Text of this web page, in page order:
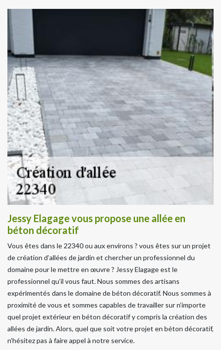
Jessy Elagage vous propose une allée en
béton décoratif
Vous êtes dans le 22340 ou aux environs ? vous êtes sur un projet
de création d’allées de jardin et chercher un professionnel du
domaine pour le mettre en œuvre ? Jessy Elagage est le
professionnel qu’il vous faut. Nous sommes des artisans
expérimentés dans le domaine de béton décoratif. Nous sommes à
proximité de vous et sommes capables de travailler sur n’importe
quel projet extérieur en béton décoratif y compris la création des
allées de jardin. Alors, quel que soit votre projet en béton décoratif,
n’hésitez pas à faire appel à notre service.